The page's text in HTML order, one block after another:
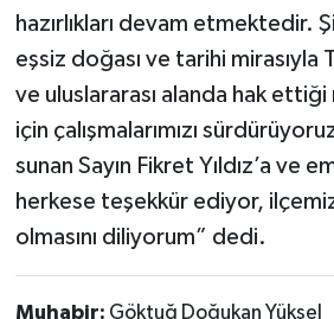
hazırlıkları devam etmektedir.
eşsiz doğası ve tarihi mirasıyla
ve uluslararası alanda hak ettiği
için çalışmalarımızı
sunan Sayın Fikret Yıldız’a ve
herkese teşekkür ediyor, ilçemiz
olmasını diliyorum” dedi.
Muhabir: Göktuğ Doğukan Yüksel